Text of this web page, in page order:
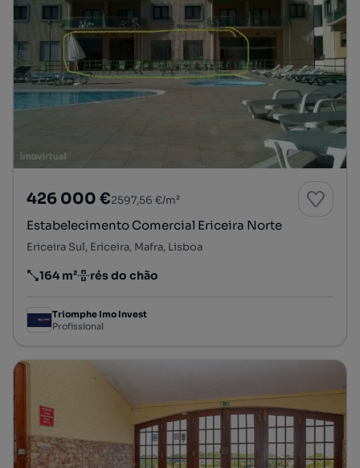
426 000 €2597,56 €/m²
Estabelecimento Comercial Ericeira Norte
Ericeira Sul, Ericeira, Mafra, Lisboa
Preço por metro quadrado
164 m²
Andar rés do chão
Triomphe Imo Invest
Profissional